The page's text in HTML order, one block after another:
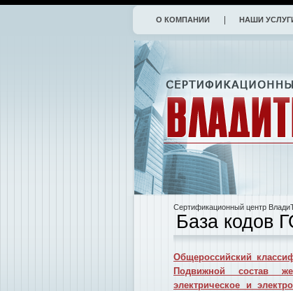
О КОМПАНИИ НАШИ
Сертификационный центр
База кодов
Общероссийский
Подвижной состав
электрическое и